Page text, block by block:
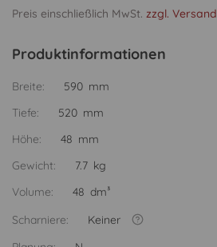
Preis einschließlich MwSt. zzgl. Versand
Produktinformationen
Breite:
590 mm
Tiefe:
520 mm
Höhe:
48 mm
Gewicht:
7.7 kg
Volume:
48 dm³
Scharniere:
Keiner